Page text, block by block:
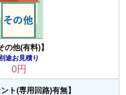
の他(有料)】
途お見積り
0円
ト(専用回路)有無】